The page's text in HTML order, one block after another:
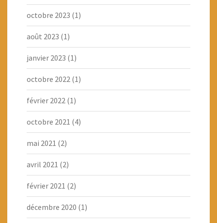
octobre 2023 (1)
août 2023 (1)
janvier 2023 (1)
octobre 2022 (1)
février 2022 (1)
octobre 2021 (4)
mai 2021 (2)
avril 2021 (2)
février 2021 (2)
décembre 2020 (1)